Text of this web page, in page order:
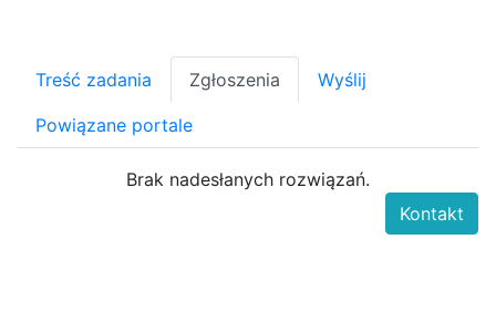
Treść zadania Zgłoszenia Wyślij
Powiązane portale
Brak nadesłanych rozwiązań.
Kontakt